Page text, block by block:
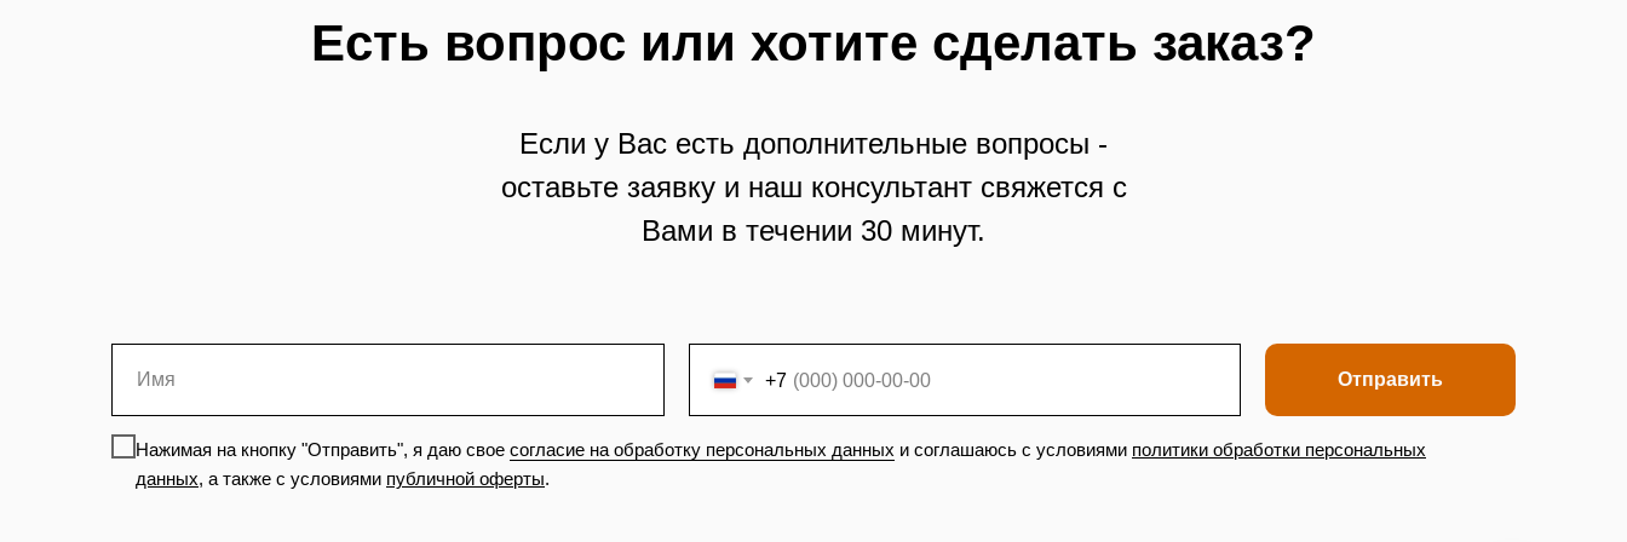
Есть вопрос или хотите сделать заказ?
Если у Вас есть дополнительные вопросы -
оставьте заявку и наш консультант свяжется с
Вами в течении 30 минут.
+7
Нажимая на кнопку "Отправить", я даю свое согласие на обработку персональных данных и соглашаюсь с условиями политики обработки персональных
данных, а также с условиями публичной оферты.
Отправить